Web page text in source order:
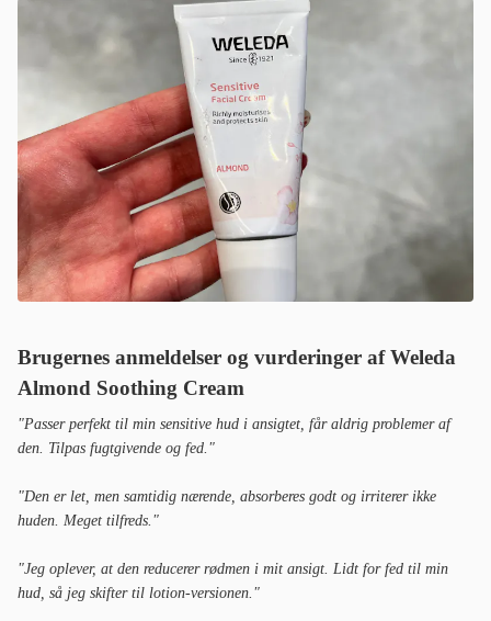
Brugernes anmeldelser og vurderinger af Weleda
Almond Soothing Cream
"Passer perfekt til min sensitive hud i ansigtet, får aldrig problemer af
den. Tilpas fugtgivende og fed."
"Den er let, men samtidig nærende, absorberes godt og irriterer ikke
huden. Meget tilfreds."
"Jeg oplever, at den reducerer rødmen i mit ansigt. Lidt for fed til min
hud, så jeg skifter til lotion-versionen."